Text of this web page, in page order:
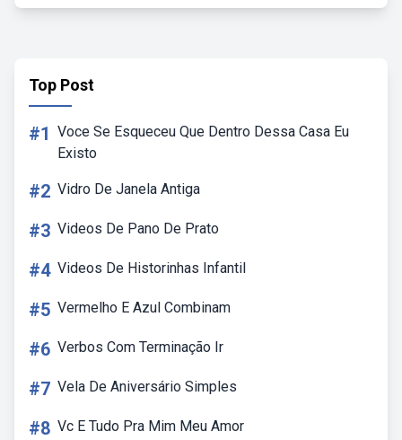
Top Post
#1 Voce Se Esqueceu Que Dentro Dessa Casa Eu
Existo
#2 Vidro De Janela Antiga
#3 Videos De Pano De Prato
#4 Videos De Historinhas Infantil
#5 Vermelho E Azul Combinam
#6 Verbos Com Terminação Ir
#7 Vela De Aniversário Simples
#8 Vc E Tudo Pra Mim Meu Amor